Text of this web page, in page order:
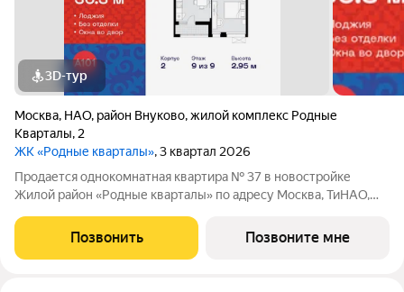
3D-тур
Москва, НАО, район Внуково,жилой комплекс Родные
Кварталы, 2
ЖК «Родные кварталы», 3 квартал 2026
Продается однокомнатная квартира № 37 в новостройке
Жилой район «Родные кварталы» по адресу Москва, ТиНАО,
Родные Кварталы, 2, район Внуково, Новомосковский
административный округ, Москва. Общая
Позвонить Позвоните мне